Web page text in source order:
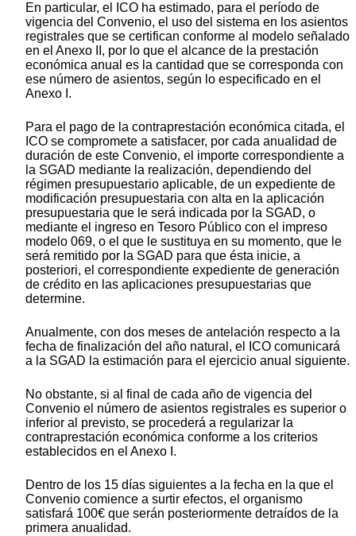
En particular, el ICO ha estimado, para el período de
vigencia del Convenio, el uso del sistema en los asientos
registrales que se certifican conforme al modelo señalado
en el Anexo II, por lo que el alcance de la prestación
económica anual es la cantidad que se corresponda con
ese número de asientos, según lo especificado en el
Anexo I.
Para el pago de la contraprestación económica citada, el
ICO se compromete a satisfacer, por cada anualidad de
duración de este Convenio, el importe correspondiente a
la SGAD mediante la realización, dependiendo del
régimen presupuestario aplicable, de un expediente de
modificación presupuestaria con alta en la aplicación
presupuestaria que le será indicada por la SGAD, o
mediante el ingreso en Tesoro Público con el impreso
modelo 069, o el que le sustituya en su momento, que le
será remitido por la SGAD para que ésta inicie, a
posteriori, el correspondiente expediente de generación
de crédito en las aplicaciones presupuestarias que
determine.
Anualmente, con dos meses de antelación respecto a la
fecha de finalización del año natural, el ICO comunicará
a la SGAD la estimación para el ejercicio anual siguiente.
No obstante, si al final de cada año de vigencia del
Convenio el número de asientos registrales es superior o
inferior al previsto, se procederá a regularizar la
contraprestación económica conforme a los criterios
establecidos en el Anexo I.
Dentro de los 15 días siguientes a la fecha en la que el
Convenio comience a surtir efectos, el organismo
satisfará 100€ que serán posteriormente detraídos de la
primera anualidad.